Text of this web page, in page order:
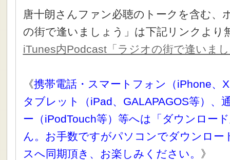
唐十朗さんファン必聴のトークを含む、
の街で逢いましょう」は下記リンクより
iTunes内Podcast「ラジオの街で逢いま
《携帯電話・スマートフォン（iPhone、
タブレット（iPad、GALAPAGOS等）、
ー（iPodTouch等）等へは「ダウンロー
ん。お手数ですがパソコンでダウンロー
スへ同期頂き、お楽しみください。 》